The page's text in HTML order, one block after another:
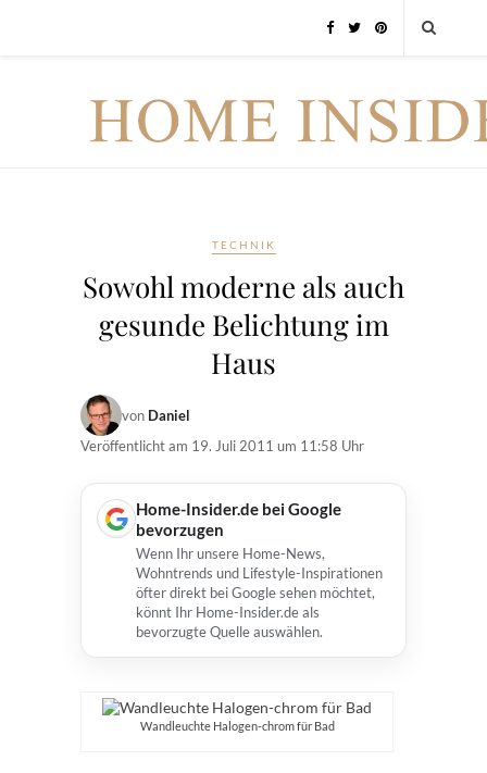
TECHNIK
Sowohl moderne als auch
gesunde Belichtung im
Haus
von Daniel
Veröffentlicht am 19. Juli 2011 um 11:58 Uhr
Home-Insider.de bei Google
bevorzugen
Wenn Ihr unsere Home-News,
Wohntrends und Lifestyle-Inspirationen
öfter direkt bei Google sehen möchtet,
könnt Ihr Home-Insider.de als
bevorzugte Quelle auswählen.
Wandleuchte Halogen-chrom für Bad